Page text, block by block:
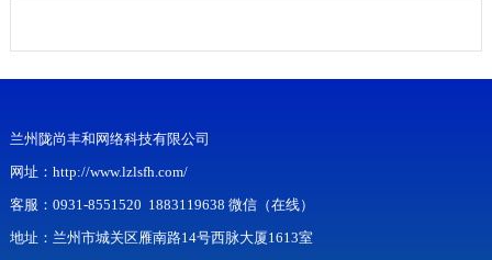
兰州陇尚丰和网络科技有限公司
网址：http://www.lzlsfh.com/
客服： 0931-8551520 1883119638 微信（在线）
地址：兰州市城关区雁南路14号西脉大厦1613室